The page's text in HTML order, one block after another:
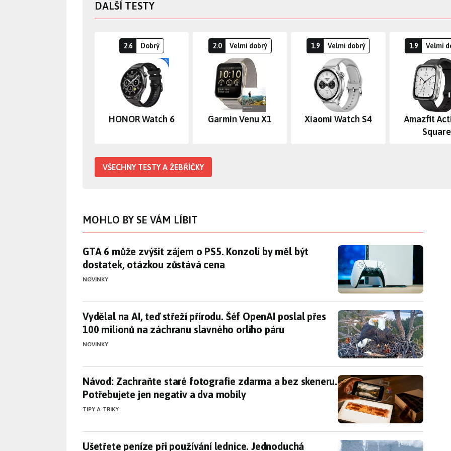
DALŠÍ TESTY
2.6 Dobrý
HONOR Watch 6
2.0 Velmi dobrý
Garmin Venu X1
1.9 Velmi dobrý
Xiaomi Watch S4
1.9 Velmi
Amazfit
Square
VŠECHNY TESTY A ŽEBŘÍČKY
MOHLO BY SE VÁM LÍBIT
GTA 6 může zvýšit zájem o PS5. Konzolí by měl být dostatek, otázkou zůstává cena
GTA 6 může zvýšit zájem o PS5. Konzolí by měl být
dostatek, otázkou zůstává cena
NOVINKY
Vydělal na AI, teď střeží přírodu. Šéf OpenAI poslal přes 100 milionů na záchranu
Vydělal na AI, teď střeží přírodu. Šéf OpenAI poslal přes
100 milionů na záchranu slavného orlího páru
NOVINKY
Návod: Zachraňte staré fotografie zdarma a bez skeneru. Potřebujete jen negativ
Návod: Zachraňte staré fotografie zdarma a bez skeneru.
Potřebujete jen negativ a dva mobily
TIPY A TRIKY
Ušetřete peníze při používání lednice. Jednoduchá pravidla bohužel skoro nikdo
Ušetřete peníze při používání lednice. Jednoduchá